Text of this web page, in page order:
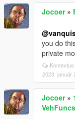
Jocoer»
you do
private
2023. január
Jocoer»